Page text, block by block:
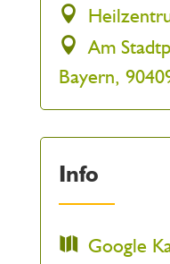
Am
Bayern,
Info
Google